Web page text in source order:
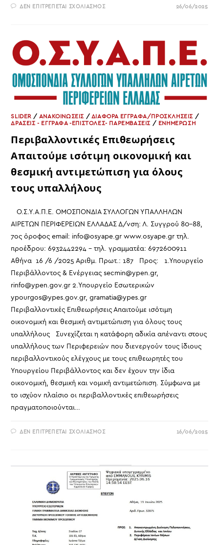
ΔΕΝ ΕΠΙΤΡΈΠΕΤΑΙ ΣΧΟΛΙΑΣΜΌΣΣΤΟ
ΓΡΑΜΜΑΤΕΑΣ
ΤΟΥ
ΣΥΛΛΟΓΟΥ
ΥΠΑΛΛΗΛΩΝ
ΜΕΤΟΧΙΚΟΥ
ΤΑΜΕΙΟΥ
ΠΟΛΙΤΙΚΩΝ
ΥΠΑΛΛΗΛΩΝ
26/06/2025
SLIDER / ΑΝΑΚΟΙΝΩΣΕΙΣ / ΔΙΑΦΟΡΑ ΕΓΓΡΑΦΑ/ΠΡΟΣΚΛΗΣΕΙΣ /
ΔΡΑΣΕΙΣ - ΕΓΓΡΑΦΑ -ΕΠΙΣΤΟΛΕΣ- ΠΑΡΕΜΒΑΣΕΙΣ / ΕΝΗΜΕΡΩΣΗ
Περιβαλλοντικές Επιθεωρήσεις
Απαιτούμε ισότιμη οικονομική και
θεσμική αντιμετώπιση για όλους
τους υπαλλήλους
Ο.Σ.Υ.Α.Π.Ε. ΟΜΟΣΠΟΝΔΙΑ ΣΥΛΛΟΓΩΝ ΥΠΑΛΛΗΛΩΝ
ΑΙΡΕΤΩΝ ΠΕΡΙΦΕΡΕΙΩΝ ΕΛΛΑΔΑΣ Δ/νση: Λ. Συγγρού 80-88,
7ος όροφος email: info@osyape.gr www.osyape.gr τηλ.
προέδρου: 6932442294 – τηλ. γραμματέα: 6972600911
Αθήνα 16 /6 /2025 Αριθμ. Πρωτ.: 187 Προς: 1.Υπουργείο
Περιβάλλοντος & Ενέργειας secmin@ypen.gr,
rinfo@ypen.gov.gr 2.Υπουργείο Εσωτερικών
ypourgos@ypes.gov.gr, gramatia@ypes.gr
Περιβαλλοντικές Επιθεωρήσεις Απαιτούμε ισότιμη
οικονομική και θεσμική αντιμετώπιση για όλους τους
υπαλλήλους Συνεχίζεται η κατάφορη αδικία απέναντι στους
υπαλλήλους των Περιφερειών που διενεργούν τους ίδιους
περιβαλλοντικούς ελέγχους με τους επιθεωρητές του
Υπουργείου Περιβάλλοντος και δεν έχουν την ίδια
οικονομική, θεσμική και νομική αντιμετώπιση. Σύμφωνα με
το ισχύον πλαίσιο οι περιβαλλοντικές επιθεωρήσεις
πραγματοποιούνται…
ΔΕΝ ΕΠΙΤΡΈΠΕΤΑΙ ΣΧΟΛΙΑΣΜΌΣΣΤΟ
ΟΙΚΟΝΟΜΙΚΉ
ΚΑΙ
ΘΕΣΜΙΚΉ
ΑΝΤΙΜΕΤΏΠΙΣΗ
ΌΛΟΥΣ
ΥΠΑΛΛΉΛΟΥΣ
16/06/2025